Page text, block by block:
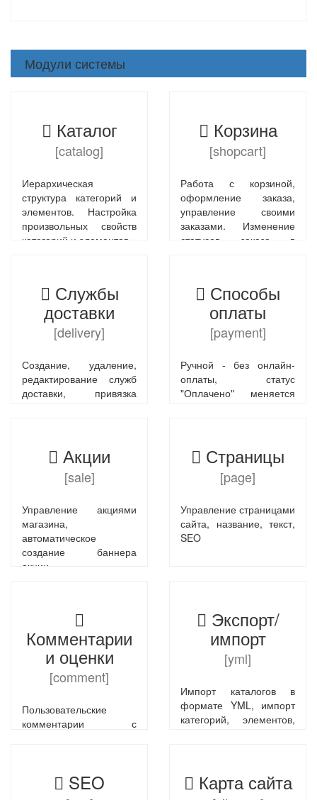
Модули системы
Каталог
[catalog]
Иерархическая
структура категорий и
элементов. Настройка
произвольных свойств
категорий и элементов
Корзина
[shopcart]
Работа с корзиной,
оформление заказа,
управление своими
заказами. Изменение
статусов заказа в
Службы
доставки
[delivery]
Создание, удаление,
редактирование служб
доставки, привязка
минимальной цене
заказа при
использовании службы
Способы
оплаты
[payment]
Ручной - без онлайн-
оплаты, статус
"Оплачено" меняется
денег через
Яндекс.Деньги,
Яндекс.Касса
Акции
[sale]
Управление акциями
магазина,
автоматическое
создание баннера
акции
Страницы
[page]
Управление страницами
сайта, название, текст,
SEO
Комментарии
и оценки
[comment]
Пользовательские
комментарии с
комментариев
администраторами,
Экспорт/
импорт
[yml]
Импорт каталогов в
формате YML, импорт
категорий, элементов,
каталога в Excel, YML
SEO Карта сайта